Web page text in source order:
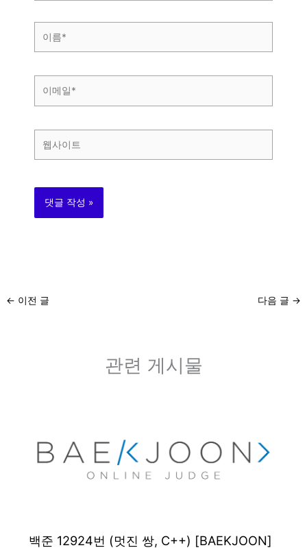
*
← 이전 글 다음 글 →
관련 게시물
백준 12924번 (멋진 쌍, C++) [BAEKJOON]